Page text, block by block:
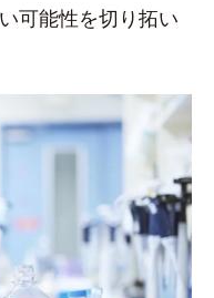
可能性を切り拓い